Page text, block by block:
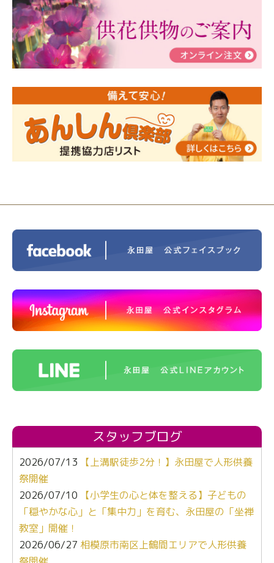
ぶ！はじめてのお葬式」小さな家族葬ハウス®町田成
瀬 ご参加ありがとうございました！
2024/01/19令和6年能登半島地震災害の寄付のご報
告
人形供養 寄付のご報告
2023/12/16終活なるほど教室＠小さな家族葬ハウ
ス®上鶴間 エンディングノートを書いてみよう！
2023/11/29 永田屋創業110周年記念式典 レンブラ
ントホテル東京町田
スタッフブログ
2026/07/13
【上溝駅徒歩2分！】永田屋で人形供養
祭開催
2026/07/10
【小学生の心と体を整える】子どもの
「穏やかな心」と「集中力」を育む、永田屋の「坐禅
教室」開催！
2026/06/27 相模原市南区上鶴間エリアで人形供養